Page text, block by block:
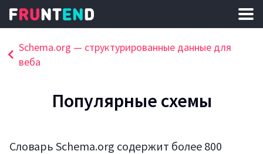
Schema.org — структурированные данные для
веба
Популярные схемы
Словарь Schema.org содержит более 800